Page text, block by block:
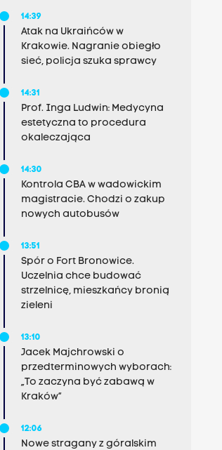
14:39
Atak na Ukraińców w
Krakowie. Nagranie obiegło
sieć, policja szuka sprawcy
14:31
Prof. Inga Ludwin: Medycyna
estetyczna to procedura
okaleczająca
14:30
Kontrola CBA w wadowickim
magistracie. Chodzi o zakup
nowych autobusów
13:51
Spór o Fort Bronowice.
Uczelnia chce budować
strzelnicę, mieszkańcy bronią
zieleni
13:10
Jacek Majchrowski o
przedterminowych wyborach:
„To zaczyna być zabawą w
Kraków”
12:06
Nowe stragany z góralskim